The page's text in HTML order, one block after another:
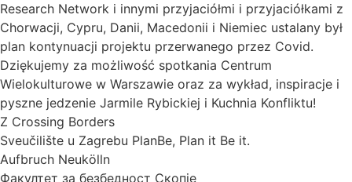
Research Network i innymi przyjaciółmi i przyjaciółkami z
Chorwacji, Cypru, Danii, Macedonii i Niemiec ustalany był
plan kontynuacji projektu przerwanego przez Covid.
Dziękujemy za możliwość spotkania Centrum
Wielokulturowe w Warszawie oraz za wykład, inspiracje i
pyszne jedzenie Jarmile Rybickiej i Kuchnia Konfliktu!
Z Crossing Borders
Sveučilište u Zagrebu PlanBe, Plan it Be it.
Aufbruch Neukölln
Факултет за безбедност Скопје